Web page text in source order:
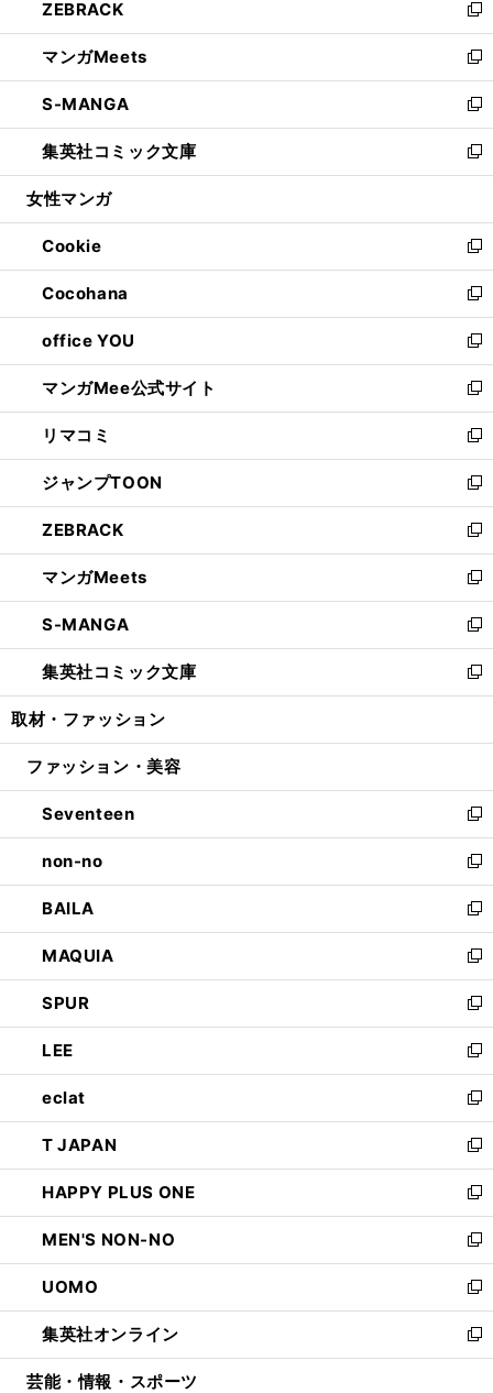
く
で
開
く
ド
ウ
で
開
く
ィ
ン
ド
ウ
で
開
く
い
ウ
ィ
ン
ド
ウ
で
開
ZEBRACK
新
し
い
ウ
ィ
ン
ド
ウ
開
く
マンガMeets
新
し
い
ウ
ィ
ン
ウ
で
開
く
S-MANGA
新
し
い
ウ
ン
ド
ウ
で
開
く
集英社コミック文庫
新
し
ウ
ィ
ン
ド
ウ
で
開
く
女性マンガ
Cookie
新
し
い
ウ
ィ
ン
ド
ウ
で
開
く
Cocohana
新
し
い
ウ
ィ
ン
ド
ウ
で
開
く
office YOU
新
し
い
ウ
ィ
ン
ド
ウ
で
開
く
マンガMee公式サイト
新
し
い
ウ
ィ
ン
ド
ウ
で
開
く
リマコミ
新
し
い
ウ
ィ
ン
ド
ウ
で
開
く
ジャンプTOON
新
し
い
ウ
ィ
ン
ド
ウ
で
開
ZEBRACK
新
し
い
ウ
ィ
ン
ド
ウ
開
マンガMeets
新
し
い
ウ
ィ
ン
ウ
開
く
S-MANGA
新
し
い
ウ
ン
ウ
で
開
く
集英社コミック文庫
新
し
ウ
ン
ド
ウ
で
開
く
取材・ファッション
ファッション・美容
Seventeen
新
し
い
ウ
ィ
ン
ド
ウ
で
開
く
non-no
新
し
い
ウ
ィ
ン
ド
ウ
で
開
く
BAILA
新
し
い
ウ
ィ
ン
ド
ウ
で
開
く
MAQUIA
新
し
い
ウ
ィ
ン
ド
ウ
で
開
く
SPUR
新
し
い
ウ
ィ
ン
ド
ウ
で
開
く
LEE
新
し
い
ウ
ィ
ン
ド
ウ
で
開
く
eclat
新
し
い
ウ
ィ
ン
ド
ウ
で
開
く
T JAPAN
新
し
い
ウ
ィ
ン
ド
ウ
で
開
HAPPY PLUS ONE
新
し
い
ウ
ィ
ン
ド
ウ
MEN'S NON-NO
新
し
い
ウ
ィ
ン
UOMO
新
し
い
ウ
集英社オンライン
新
し
芸能・情報・スポーツ